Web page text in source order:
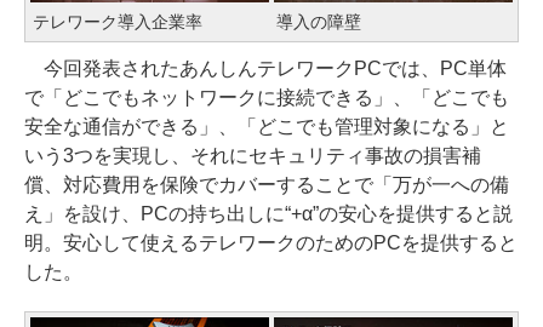
テレワーク導入企業率 導入の障壁
今回発表されたあんしんテレワークPCでは、PC単体
で「どこでもネットワークに接続できる」、「どこでも
安全な通信ができる」、「どこでも管理対象になる」と
いう3つを実現し、それにセキュリティ事故の損害補
償、対応費用を保険でカバーすることで「万が一への備
え」を設け、PCの持ち出しに“+α”の安心を提供すると説
明。安心して使えるテレワークのためのPCを提供すると
した。